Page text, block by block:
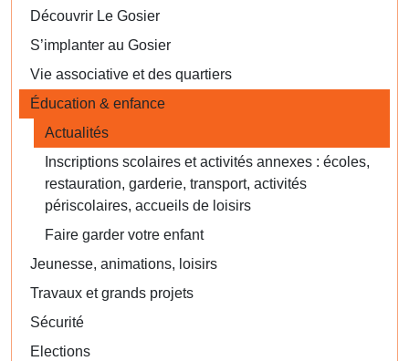
Découvrir Le Gosier
S’implanter au Gosier
Vie associative et des quartiers
Éducation & enfance
Actualités
Inscriptions scolaires et activités annexes : écoles,
restauration, garderie, transport, activités
périscolaires, accueils de loisirs
Faire garder votre enfant
Jeunesse, animations, loisirs
Travaux et grands projets
Sécurité
Elections